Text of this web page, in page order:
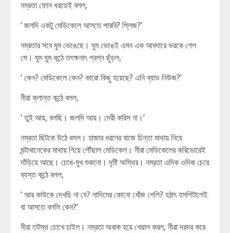
নম্রতা ফোন ধরতেই বলল,
‘ জলদি একটু মেডিকেলে আসতে পারবি? প্লিজ?’
নম্রতার সবে ঘুম ভেঙেছে। ঘুম ভেঙেই এমন এক আবদারে ভরকে গেল
সে। ঘুম ঘুম কন্ঠে তৎক্ষনাৎ প্রশ্ন ছুঁড়ল,
‘ কেন? মেডিকেলে কেন? কারো কিছু হয়েছে? এনি ব্যাড নিউজ?’
নীরা ক্লান্ত কন্ঠে বলল,
‘ তুই আয়, বলছি। জলদি আয়। দেরী করিস না।’
নম্রতা ছিটকে উঠে বসল। হাজার ধরনের বাজে চিন্তা মাথায় নিয়ে
ঘন্টাখানেকের মাথায় গিয়ে পৌঁছাল মেডিকেল। নীরা মেডিকেলের করিডোরেই
দাঁড়িয়ে আছে। চোখ-মুখ শুকনো। দৃষ্টি অস্থির। নম্রতা এদিক ওদিক চেয়ে
ব্যস্ত কন্ঠে বলল,
‘ আর কাউকে দেখছি না যে? নাদিমের কোনো খোঁজ পেলি? হঠাৎ হসপিটালেই
বা আসতে বললি কেন?’
নীরা তটস্থ চোখে চাইল। নম্রতা অবাক হয়ে খেয়াল করল, নীরা দরদর করে